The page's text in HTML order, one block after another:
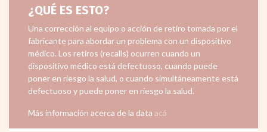
¿QUÉ ES ESTO?
Una corrección al equipo o acción de retiro tomada por el
fabricante para abordar un problema con un dispositivo
médico. Los retiros (recalls) ocurren cuando un
dispositivo médico está defectuoso, cuando puede
poner en riesgo la salud, o cuando simultáneamente está
defectuoso y puede poner en riesgo la salud.
Más información acerca de la data acá